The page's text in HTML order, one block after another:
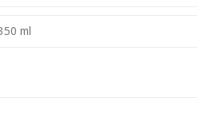
ml